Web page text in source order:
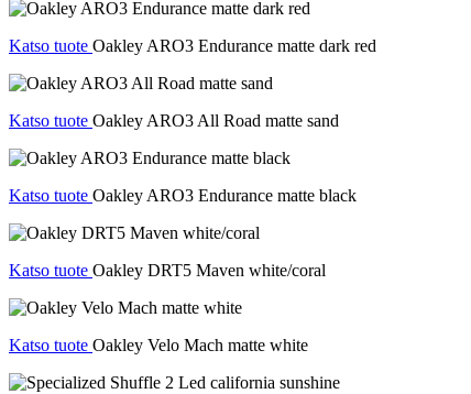
Katso tuote Oakley ARO3 Endurance matte dark red
Katso tuote Oakley ARO3 All Road matte sand
Katso tuote Oakley ARO3 Endurance matte black
Katso tuote Oakley DRT5 Maven white/coral
Katso tuote Oakley Velo Mach matte white